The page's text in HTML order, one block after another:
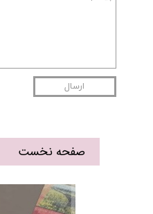
صفحه نخست
ارسال